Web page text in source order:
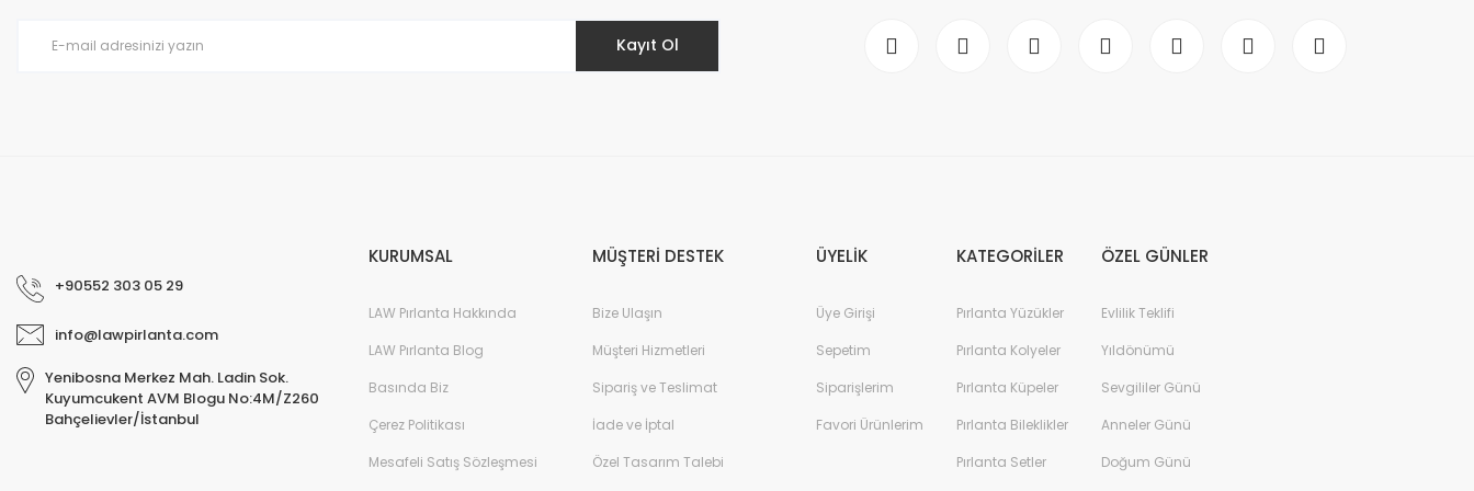
Kayıt Ol
+90552 303 05 29
info@lawpirlanta.com
Yenibosna Merkez Mah. Ladin Sok.
Kuyumcukent AVM Blogu No:4M/Z260
Bahçelievler/İstanbul
KURUMSAL
LAW Pırlanta Hakkında
LAW Pırlanta Blog
Basında Biz
Çerez Politikası
Mesafeli Satış Sözleşmesi
MÜŞTERİ DESTEK
Bize Ulaşın
Müşteri Hizmetleri
Sipariş ve Teslimat
İade ve İptal
Özel Tasarım Talebi
ÜYELİK
Üye Girişi
Sepetim
Siparişlerim
Favori Ürünlerim
KATEGORİLER
Pırlanta Yüzükler
Pırlanta Kolyeler
Pırlanta Küpeler
Pırlanta Bileklikler
Pırlanta Setler
ÖZEL GÜNLER
Evlilik Teklifi
Yıldönümü
Sevgililer Günü
Anneler Günü
Doğum Günü